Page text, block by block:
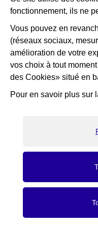
fonctionnement, ils ne
Vous pouvez en
(réseaux sociaux,
amélioration de votre
vos choix à tout
des Cookies» situé en
Pour en savoir plus sur
navigation principale
Recherche
Retour à l'agenda